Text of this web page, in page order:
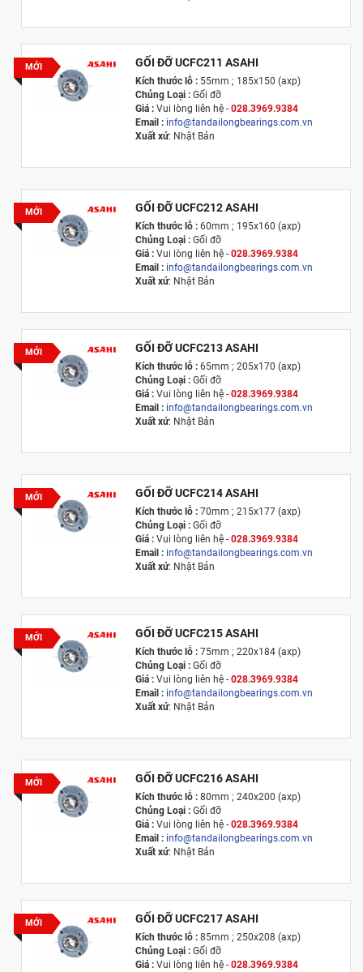
MỚI GỐI ĐỠ UCFC211 ASAHI
Kích thước lỗ : 55mm ; 185x150 (axp)
Chủng Loại : Gối đỡ
Giá :Vui lòng liên hệ - 028.3969.9384
Email : info@tandailongbearings.com.vn
Xuất xứ: Nhật Bản
MỚI GỐI ĐỠ UCFC212 ASAHI
Kích thước lỗ : 60mm ; 195x160 (axp)
Chủng Loại : Gối đỡ
Giá :Vui lòng liên hệ - 028.3969.9384
Email : info@tandailongbearings.com.vn
Xuất xứ: Nhật Bản
MỚI GỐI ĐỠ UCFC213 ASAHI
Kích thước lỗ : 65mm ; 205x170 (axp)
Chủng Loại : Gối đỡ
Giá :Vui lòng l iên hệ - 028.3969.9384
Email : info@tandailongbearings.com.vn
Xuất xứ: Nhật Bản
MỚI GỐI ĐỠ UCFC214 ASAHI
Kích thước lỗ : 70mm ; 215x177 (axp)
Chủng Loại : Gối đỡ
Giá :Vui lòng l iên hệ - 028.3969.9384
Email : info@tandailongbearings.com.vn
Xuất xứ: Nhật Bản
MỚI GỐI ĐỠ UCFC215 ASAHI
Kích thước lỗ : 75mm ; 220x184 (axp)
Chủng Loại : Gối đỡ
Giá :Vui lòng l iên hệ - 028.3969.9384
Email : info@tandailongbearings.com.vn
Xuất xứ: Nhật Bản
MỚI GỐI ĐỠ UCFC216 ASAHI
Kích thước lỗ : 80mm ; 240x200 (axp)
Chủng Loại : Gối đỡ
Giá :Vui lòng l iên hệ - 028.3969.9384
Email : info@tandailongbearings.com.vn
Xuất xứ: Nhật Bản
MỚI GỐI ĐỠ UCFC217 ASAHI
Kích thước lỗ : 85mm ; 250x208 (axp)
Chủng Loại : Gối đỡ
Giá :Vui lòng l iên hệ - 028.3969.9384